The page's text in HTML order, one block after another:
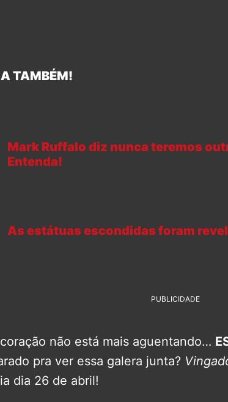
TAMBÉM!
Mark Ruffalo diz nunca teremos
Entenda!
As estátuas escondidas foram
PUBLICIDADE
não está mais aguentando…
pra ver essa galera junta?
dia 26 de abril!